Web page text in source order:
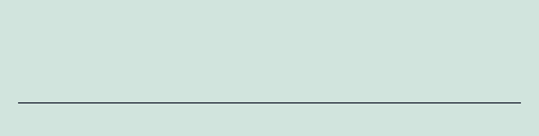
Unik,